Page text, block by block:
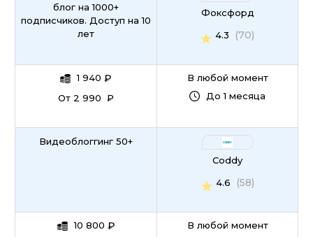
блог на 1000+
подписчиков. Доступ на 10
лет
1 940 ₽
От 2 990 ₽
Фоксфорд
4.3
(70)
В любой момент
До 1 месяца
Видеоблоггинг 50+
10 800 ₽
Coddy
4.6
(58)
В любой момент